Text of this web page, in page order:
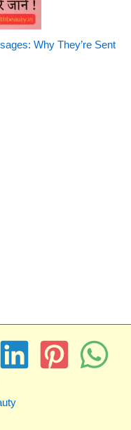
Why They’re Sent